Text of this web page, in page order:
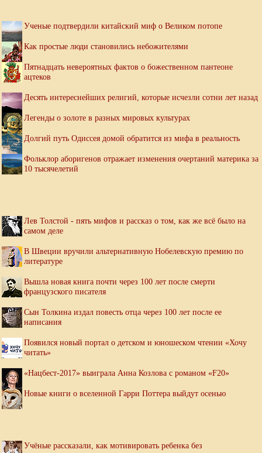
Ученые подтвердили китайский миф о Великом потопе
Как простые люди становились небожителями
Пятнадцать невероятных фактов о божественном пантеоне
ацтеков
Десять интереснейших религий, которые исчезли сотни лет назад
Легенды о золоте в разных мировых культурах
Долгий путь Одиссея домой обратится из мифа в реальность
Фольклор аборигенов отражает изменения очертаний материка за
10 тысячелетий
Лев Толстой - пять мифов и рассказ о том, как же всё было на
самом деле
В Швеции вручили альтернативную Нобелевскую премию по
литературе
Вышла новая книга почти через 100 лет после смерти
французского писателя
Сын Толкина издал повесть отца через 100 лет после ее
написания
Появился новый портал о детском и юношеском чтении «Хочу
читать»
«Нацбест-2017» выиграла Анна Козлова с романом «F20»
Новые книги о вселенной Гарри Поттера выйдут осенью
Учёные рассказали, как мотивировать ребенка без